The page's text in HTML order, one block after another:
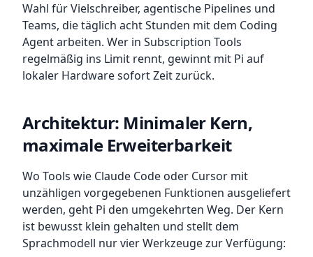
Wahl für Vielschreiber, agentische Pipelines und
Teams, die täglich acht Stunden mit dem Coding
Agent arbeiten. Wer in Subscription Tools
regelmäßig ins Limit rennt, gewinnt mit Pi auf
lokaler Hardware sofort Zeit zurück.
Architektur: Minimaler Kern,
maximale Erweiterbarkeit
Wo Tools wie Claude Code oder Cursor mit
unzähligen vorgegebenen Funktionen ausgeliefert
werden, geht Pi den umgekehrten Weg. Der Kern
ist bewusst klein gehalten und stellt dem
Sprachmodell nur vier Werkzeuge zur Verfügung: